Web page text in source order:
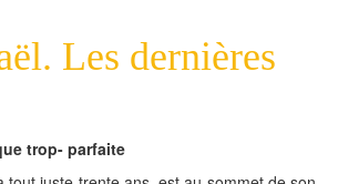
Les dernières
trop- parfaite